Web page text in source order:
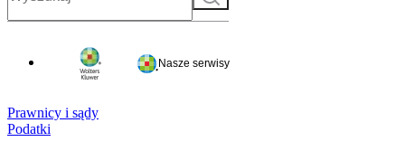
Nasze serwisy
Prawnicy i sądy
Podatki